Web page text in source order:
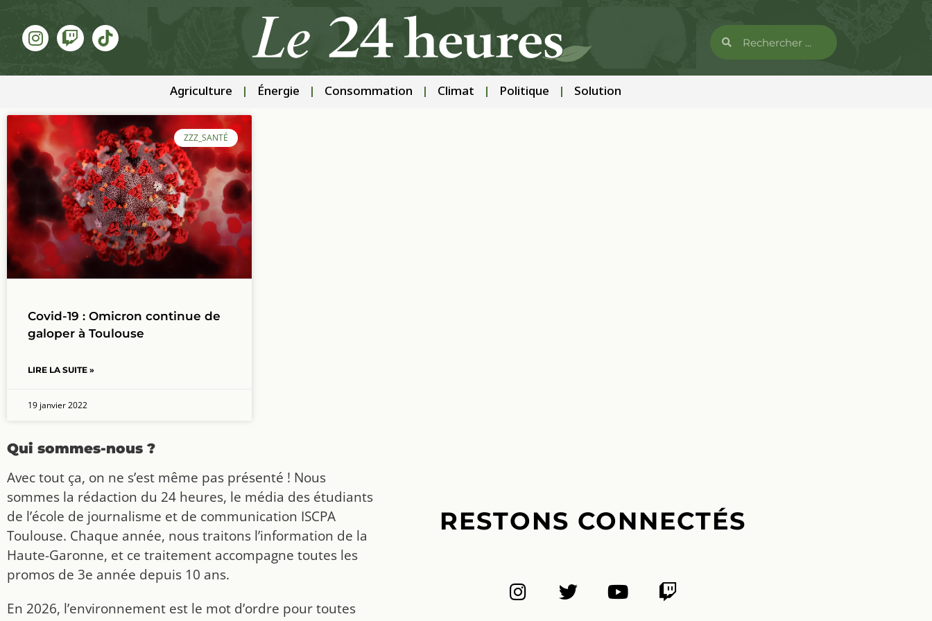
Agriculture Énergie Consommation Climat Politique Solution
ZZZ_SANTÉ
Covid-19 : Omicron continue de
galoper à Toulouse
LIRE LA SUITE »
19 janvier 2022
Qui sommes-nous ?
Avec tout ça, on ne s’est même pas présenté ! Nous
sommes la rédaction du 24 heures, le média des étudiants
de l’école de journalisme et de communication ISCPA
Toulouse. Chaque année, nous traitons l’information de la
Haute-Garonne, et ce traitement accompagne toutes les
promos de 3e année depuis 10 ans.
En 2026, l’environnement est le mot d’ordre pour toutes
RESTONS CONNECTÉS